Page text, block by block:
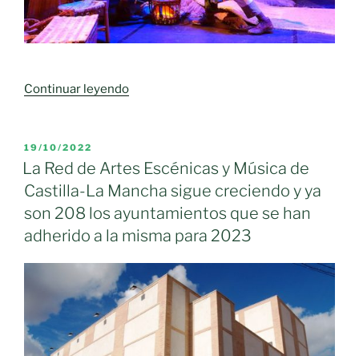
de
Autores
Continuar leyendo«La
Escénicas
ofrece
total
de
261
espectáculos
para
la
temporada
PUBLICADO
EL
19/10/2022
La Red de Artes Escénicas y Música de
Castilla-La Mancha sigue creciendo y ya
son 208 los ayuntamientos que se han
adherido a la misma para 2023